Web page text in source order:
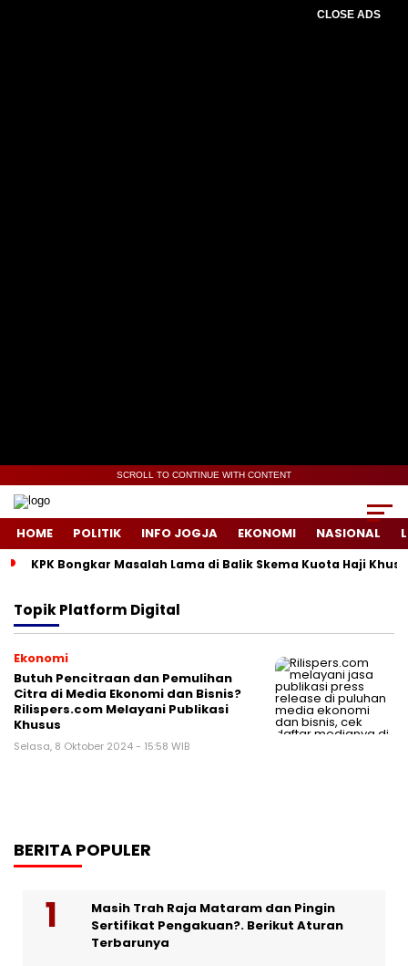
CLOSE ADS
SCROLL TO CONTINUE WITH CONTENT
HOME POLITIK INFO JOGJA EKONOMI NASIONAL
KPK Bongkar Masalah Lama di Balik Skema Kuota Haji
TopikPlatform Digital
Ekonomi
Butuh Pencitraan dan Pemulihan
Citra di Media Ekonomi dan Bisnis?
Rilispers.com Melayani Publikasi
Khusus
Selasa, 8 Oktober 2024 - 15:58 WIB
BERITA POPULER
Masih Trah Raja Mataram dan Pingin
Sertifikat Pengakuan?. Berikut Aturan
Terbarunya